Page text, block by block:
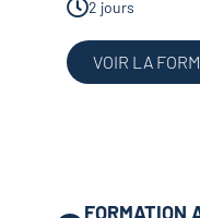
2 jours
VOIR LA
FORMATION